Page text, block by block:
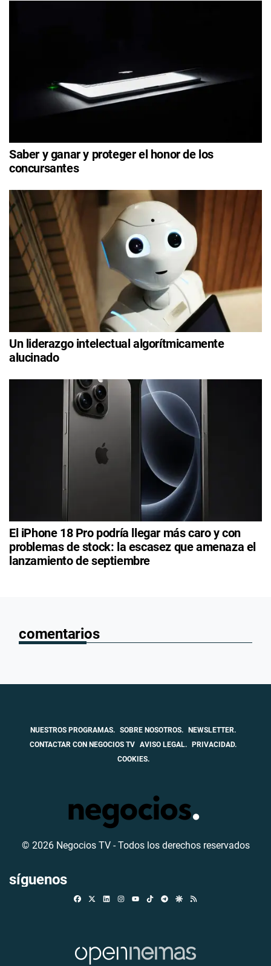
Saber y ganar y proteger el honor de los
concursantes
Un liderazgo intelectual algorítmicamente
alucinado
El iPhone 18 Pro podría llegar más caro y con
problemas de stock: la escasez que amenaza el
lanzamiento de septiembre
comentarios
NUESTROS PROGRAMAS. SOBRE NOSOTROS.
NEWSLETTER.
CONTACTAR CON NEGOCIOS TV AVISO LEGAL.
PRIVACIDAD.
COOKIES.
© 2026 Negocios TV - Todos los derechos reservados
síguenos
FacebookLinkedinInstagramTikTokTelegramGoogle Discover